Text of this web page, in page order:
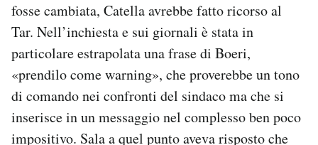
fosse cambiata, Catella avrebbe fatto ricorso al
Tar. Nell’inchiesta e sui giornali è stata in
particolare estrapolata una frase di Boeri,
«prendilo come warning», che proverebbe un tono
di comando nei confronti del sindaco ma che si
inserisce in un messaggio nel complesso ben poco
impositivo. Sala a quel punto aveva risposto che